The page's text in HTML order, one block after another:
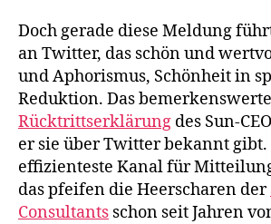
Doch gerade diese Meldung
an Twitter, das schön und
und Aphorismus, Schönheit in
Reduktion. Das
Rücktrittserklärung des Sun-
er sie über Twitter bekannt
effizienteste Kanal für
das pfeifen die Heerscharen der
Consultants schon seit Jahren